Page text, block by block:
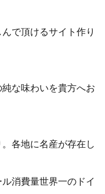
で頂けるサイト作り
な味わいを貴方へお
各地に名産が存在し
消費量世界一のドイ